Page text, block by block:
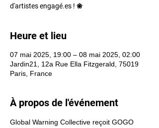
d'artistes engagé.es ! ❀
Heure et lieu
07 mai 2025, 19:00 – 08 mai 2025, 02:00
Jardin21, 12a Rue Ella Fitzgerald, 75019
Paris, France
À propos de l'événement
Global Warning Collective reçoit GOGO